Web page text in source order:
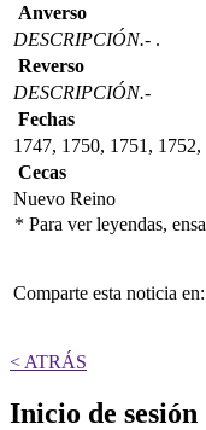
Anverso
DESCRIPCIÓN.- .
Reverso
DESCRIPCIÓN.-
Fechas
1747, 1750, 1751,
Cecas
Nuevo Reino
* Para ver leyendas,
Comparte esta noticia en:
< ATRÁS
Inicio de sesión